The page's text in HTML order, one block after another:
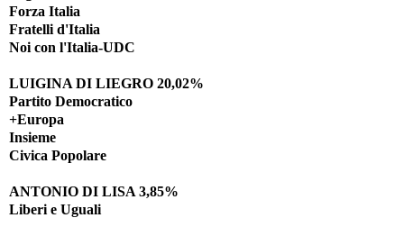
Forza Italia
Fratelli d'Italia
Noi con l'Italia-UDC
LUIGINA DI LIEGRO 20,02%
Partito Democratico
+Europa
Insieme
Civica Popolare
ANTONIO DI LISA 3,85%
Liberi e Uguali